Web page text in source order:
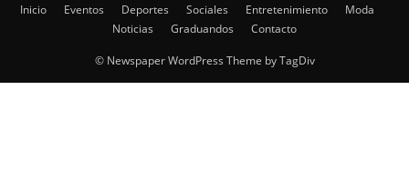
Inicio Eventos Deportes Sociales Entretenimiento
Moda
Noticias
Graduandos Contacto
© Newspaper WordPress Theme by TagDiv